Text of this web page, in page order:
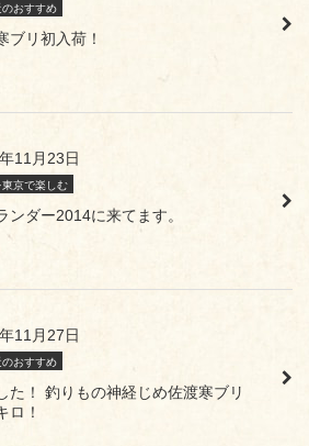
おすすめ
ブリ初入荷！
11月23日
東京で楽しむ
ンダー2014に来てます。
11月27日
おすすめ
た！ 釣りもの神経じめ佐渡寒ブリ
ロ！